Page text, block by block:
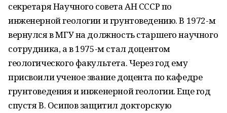
секретаря Научного совета АН СССР по
инженерной геологии и грунтоведению. В 1972-м
вернулся в МГУ на должность старшего научного
сотрудника, а в 1975-м стал доцентом
геологического факультета. Через год ему
присвоили ученое звание доцента по кафедре
грунтоведения и инженерной геологии. Еще год
спустя В. Осипов защитил докторскую